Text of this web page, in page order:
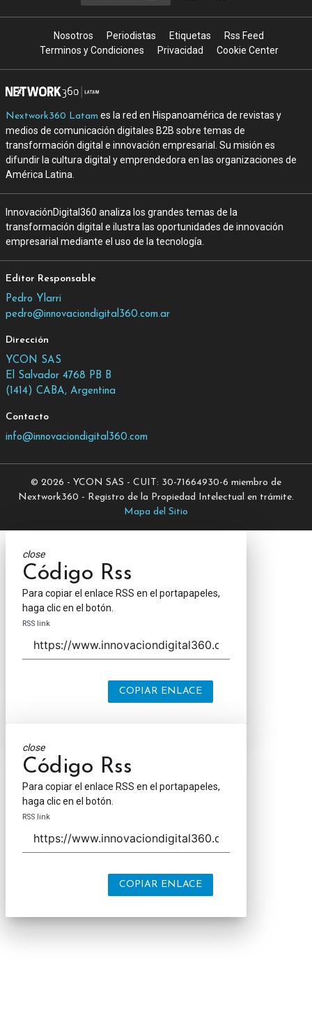
Nosotros Periodistas Etiquetas
Rss Feed
Terminos y Condiciones
Privacidad Cookie Center
Nextwork360 Latam es la red en Hispanoamérica de revistas y
medios de comunicación digitales B2B sobre temas de
transformación digital e innovación empresarial. Su misión es
difundir la cultura digital y emprendedora en las organizaciones de
América Latina.
InnovaciónDigital360 analiza los grandes temas de la
transformación digital e ilustra las oportunidades de innovación
empresarial mediante el uso de la tecnología.
Editor Responsable
Pedro Ylarri
pedro@innovaciondigital360.com.ar
Dirección
YCON SAS
El Salvador 4768 PB B
(1414) CABA, Argentina
Contacto
info@innovaciondigital360.com
© 2026 - YCON SAS - CUIT: 30-71664930-6 miembro de
Nextwork360 - Registro de la Propiedad Intelectual en trámite.
Mapa del Sitio
close
Código Rss
Para copiar el enlace RSS en el portapapeles,
haga clic en el botón.
RSS link
COPIAR ENLACE
close
Código Rss
Para copiar el enlace RSS en el portapapeles,
haga clic en el botón.
RSS link
COPIAR ENLACE